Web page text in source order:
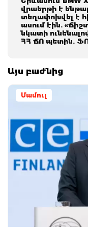
վրաերթի է
տեղափոխվել է
ասում էին.
նկատի
ՀՀ ՃՈ պետին.
Այս բաժնից
Մամուլ